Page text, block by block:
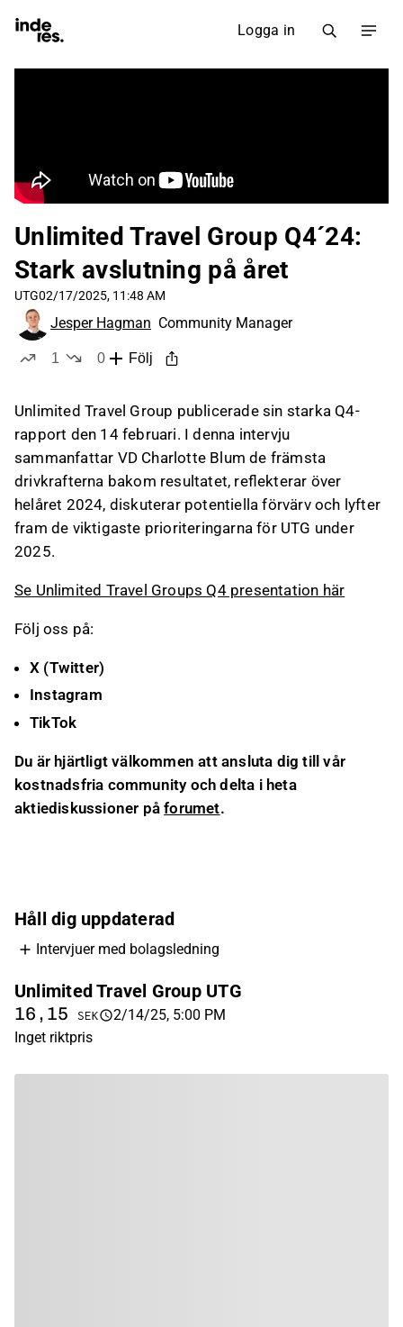
Logga in
Unlimited Travel Group Q4´24:
Stark avslutning på året
UTG02/17/2025, 11:48 AM
Jesper Hagman Community Manager
1
0
Följ
Unlimited Travel Group publicerade sin starka Q4-
rapport den 14 februari. I denna intervju
sammanfattar VD Charlotte Blum de främsta
drivkrafterna bakom resultatet, reflekterar över
helåret 2024, diskuterar potentiella förvärv och lyfter
fram de viktigaste prioriteringarna för UTG under
2025.
Se Unlimited Travel Groups Q4 presentation här
Följ oss på:
X (Twitter)
Instagram
TikTok
Du är hjärtligt välkommen att ansluta dig till vår
kostnadsfria community och delta i heta
aktiediskussioner påforumet.
Håll dig uppdaterad
Intervjuer med bolagsledning
Unlimited Travel Group UTG
16,15 SEK
2/14/25, 5:00 PM
Inget riktpris